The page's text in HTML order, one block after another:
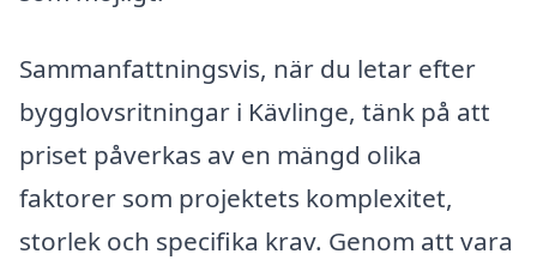
Sammanfattningsvis, när du letar efter
bygglovsritningar i Kävlinge, tänk på att
priset påverkas av en mängd olika
faktorer som projektets komplexitet,
storlek och specifika krav. Genom att vara